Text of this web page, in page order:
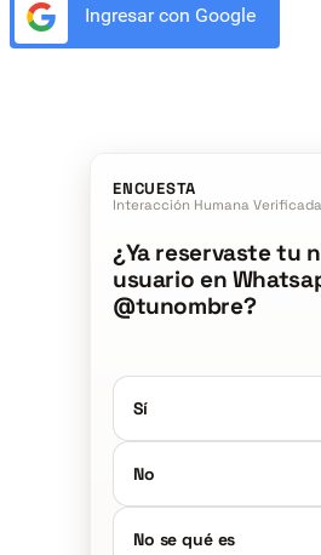
Ingresar con Google
ENCUESTA
Interacción Humana Verificada
¿Ya reservaste tu
usuario en
@tunombre?
Sí
No
No se qué es